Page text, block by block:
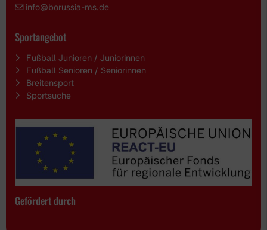
info@borussia-ms.de
Sportangebot
Fußball Junioren / Juniorinnen
Fußball Senioren / Seniorinnen
Breitensport
Sportsuche
Gefördert durch